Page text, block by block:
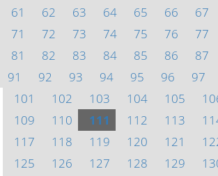
61
62 63 64 65 66 67
71
72 73 74 75 76 77
81
82 83 84 85 86 87
91
92 93 94 95 96 97
101
102 103 104 105
109
110 111 112 113
117
118 119 120 121
125
126 127 128 129